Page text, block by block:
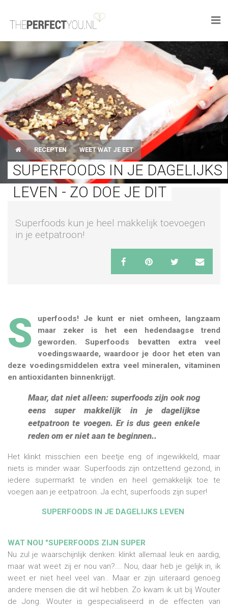

KNAPLEKKER
FOOD
SPORT
DROOM HOME
STYLE
BUSINESS
WELL TRAVELED
RECEPTEN WEET WAT JE EET
SUPERFOODS IN JE DAGELIJKS
LEVEN - ZO DOE JE DIT
Superfoods kun je heel makkelijk toevoegen
in je eetpatroon!
S
uperfoods! Je kunt er niet omheen, langzaam
maar zeker is het een hedendaagse trend
geworden. Superfoods bevatten extra veel
voedingswaarde, waardoor je door het eten van
deze voedingsmiddelen extra veel mineralen, vitaminen
en antioxidanten binnenkrijgt.
Maar, dat niet alleen: superfoods zijn ook nog
eens super makkelijk in je dagelijkse
eetpatroon te voegen. Er is dus geen enkele
reden om er niet aan te beginnen..
Het klinkt misschien een beetje eng of ingewikkeld, maar
niets is minder waar. Superfoods zijn ontzettend gezond, in
iedere supermarkt te vinden en heel gemakkelijk toe te
voegen aan je eetpatroon. Ja echt, superfoods zijn super!
SUPERFOODS IN JE DAGELIJKS LEVEN
WAT NOU "SUPERFOODS ZIJN SUPER
Nu zul je waarschijnlijk denken: klinkt allemaal leuk en aardig,
maar wat weet zij er nou van?... Nou, daar heb je gelijk in, ik
weet er niet heel veel van.. Maar er zijn uiteraard genoeg
andere mensen die dit wil hebben. Zo kwam ik uit bij Wouter
de Jong. Wouter is gespecialiseerd in de effecten van